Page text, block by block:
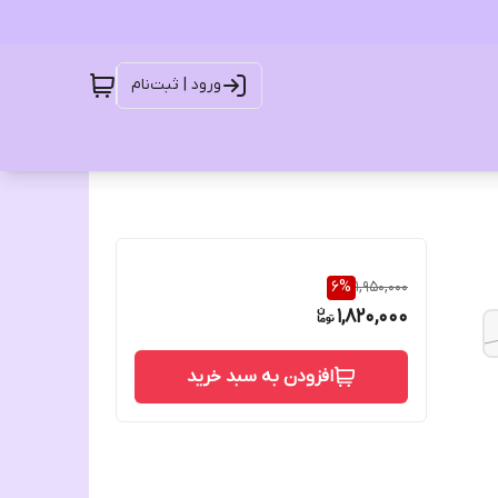
ورود | ثبت‌نام
1,950,000
6%
1,820,000
افزودن به سبد خرید